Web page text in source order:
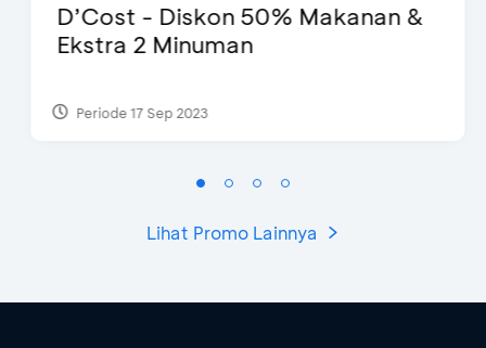
D’Cost - Diskon 50% Makanan &
Ekstra 2 Minuman
Periode 17 Sep 2023
Lihat Promo Lainnya